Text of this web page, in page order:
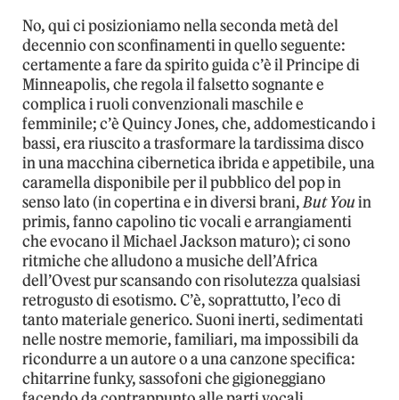
No, qui ci posizioniamo nella seconda metà del
decennio con sconfinamenti in quello seguente:
certamente a fare da spirito guida c’è il Principe di
Minneapolis, che regola il falsetto sognante e
complica i ruoli convenzionali maschile e
femminile; c’è Quincy Jones, che, addomesticando i
bassi, era riuscito a trasformare la tardissima disco
in una macchina cibernetica ibrida e appetibile, una
caramella disponibile per il pubblico del pop in
senso lato (in copertina e in diversi brani,But Youin
primis, fanno capolino tic vocali e arrangiamenti
che evocano il Michael Jackson maturo); ci sono
ritmiche che alludono a musiche dell’Africa
dell’Ovest pur scansando con risolutezza qualsiasi
retrogusto di esotismo. C’è, soprattutto, l’eco di
tanto materiale generico. Suoni inerti, sedimentati
nelle nostre memorie, familiari, ma impossibili da
ricondurre a un autore o a una canzone specifica:
chitarrine funky, sassofoni che gigioneggiano